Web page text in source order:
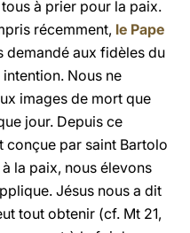
à prier pour la paix.
récemment, le Pape
demandé aux fidèles du
Nous ne
images de mort que
jour. Depuis ce
conçue par saint Bartolo
la paix, nous élevons
Jésus nous a dit
tout obtenir (cf. Mt 21,